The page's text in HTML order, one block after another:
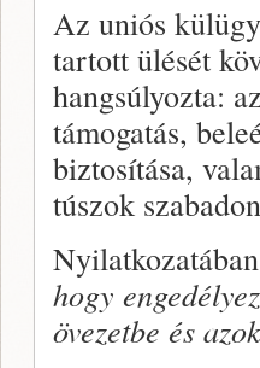
Az uniós
tartott ülését
hangsúlyozta:
támogatás,
biztosítása,
túszok
hogy
övezetbe és